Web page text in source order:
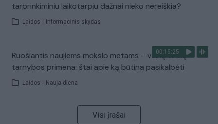
tarprinkiminiu laikotarpiu dažnai nieko nereiškia?
Laidos Informacinis skydas
00:15:25
Ruošiantis naujiems mokslo metams – vaikų teisių
tarnybos primena: štai apie ką būtina pasikalbėti
Laidos Nauja diena
Visi įrašai